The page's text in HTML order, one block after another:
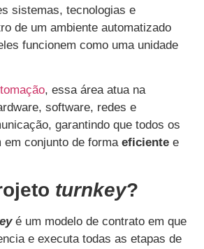
sistemas, tecnologias e
de um ambiente automatizado
funcionem como uma unidade
, essa área atua na
software, redes e
garantindo que todos os
em conjunto de forma eficiente e
turnkey?
é um modelo de contrato em que
e executa todas as etapas de